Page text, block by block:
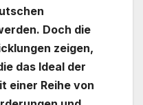
Doch die
zeigen,
das Ideal der
einer Reihe von